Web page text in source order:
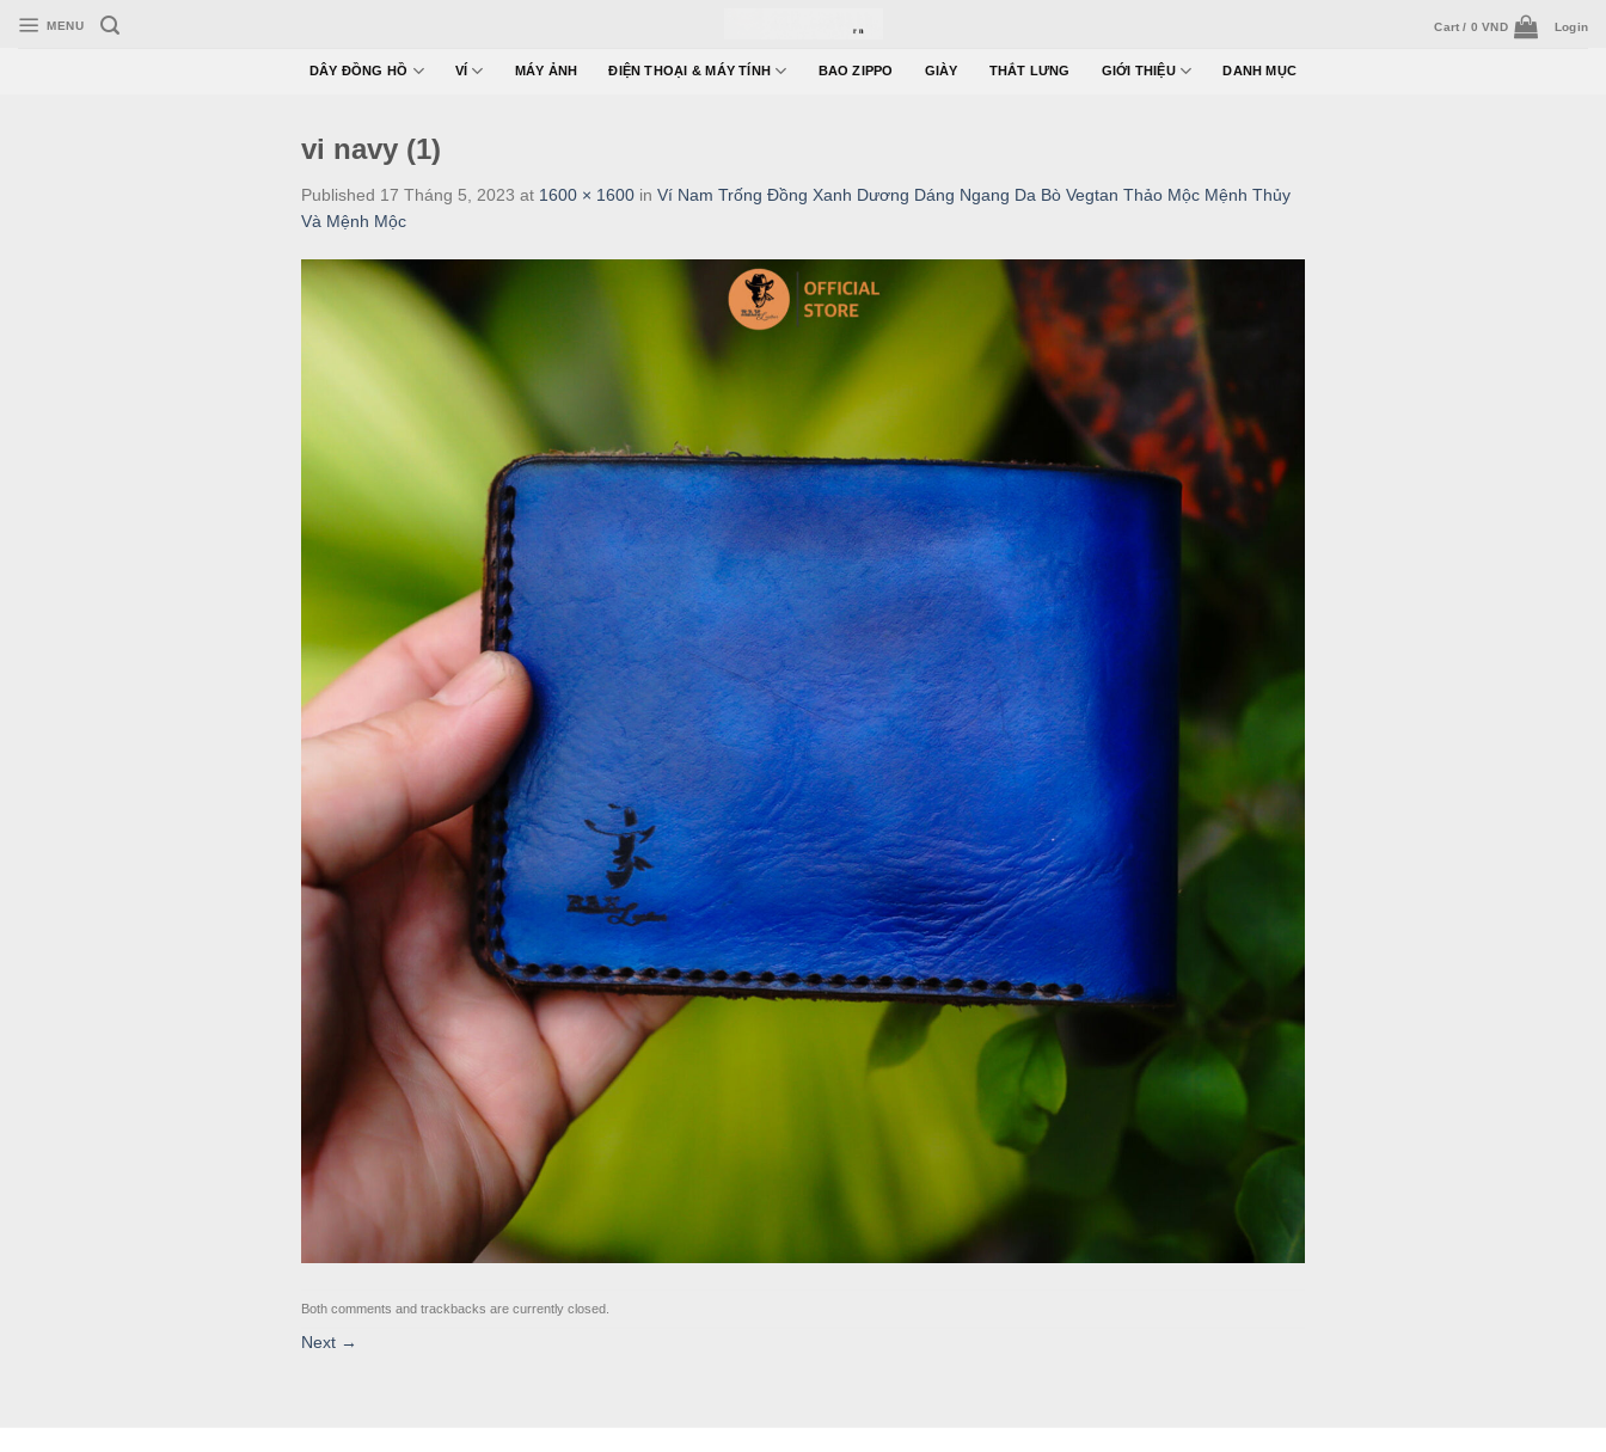
MENU Cart / 0VND Login
DÂY ĐỒNG HỒ VÍ MÁY ẢNH ĐIỆN THOẠI & MÁY TÍNH BAO ZIPPO GIÀY THẮT LƯNG GIỚI THIỆU DANH MỤC
vi navy (1)
Published 17 Tháng 5, 2023 at 1600 × 1600 in Ví Nam Trống Đồng Xanh Dương Dáng Ngang Da Bò Vegtan Thảo Mộc Mệnh Thủy
Và Mệnh Mộc
Both comments and trackbacks are currently closed.
Next →